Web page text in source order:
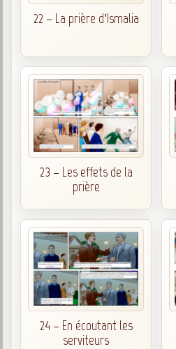
22 – La prière d’Ismalia
23 – Les effets de la
prière
24 – En écoutant les
serviteurs